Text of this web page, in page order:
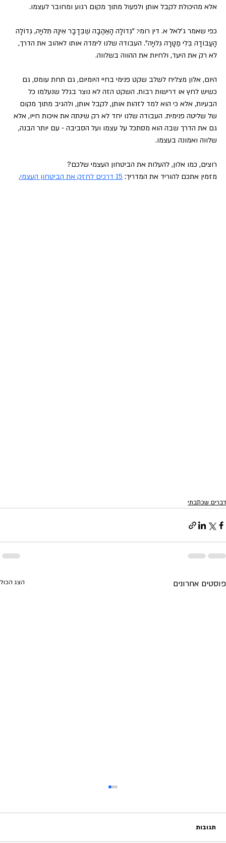
אלא מהיכולת לקבל אותן ולפעול מתוך מקום רגוע ומחובר לעצמו.
כפי שאמר ג'לאל א. דין רומי: "גְּדוֹלָה הָאַהֲבָה שֶׁבְּדָבָר אֵינָהּ תְּלוּיָה, גְּדוֹלָה
הָעֲבוֹדָה בְּלִי מַטָּרָה גְּלוּיָה". העבודה שלנו לימדה אותו לאהוב את הדרך,
לא רק את היעד, ולחיות את ההווה בשלווה.
היום, אלון מצליח לשלב שקט פנימי בחיי היומיום, גם תחת עומס, גם
כשיש לחץ או דרישות רבות. השקט הזה לא נוצר בגלל שנעלמו כל
הבעיות, אלא כי הוא למד לזהות אותן, לקבל אותן, ולהגיב מתוך מקום
של שליטה פנימית. העבודה שלנו יחד לא רק שינתה את איכות חייו, אלא
גם את הדרך שבה הוא מסתכל על עצמו ועל הסביבה - עם יותר הבנה,
שלווה ואמונה בעצמו.
רוצים, כמו אלון, להעלות את הביטחון העצמי שלכם?
מזמין אתכם להוריד את המדריך: 15 דרכים לחזק את הביטחון העצמי .
דברים שכתבתי
פוסטים אחרונים הצג הכול
תגובות